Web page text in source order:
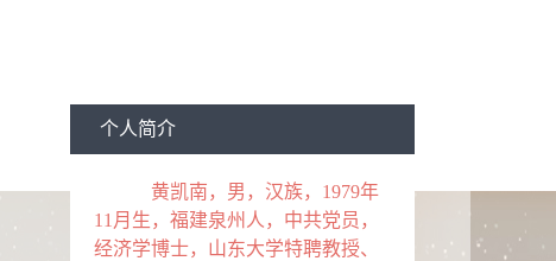
2020当选：国务院学科评议组成员2015当选：政府特
个人简介
黄凯南，男，汉族，1979年
11月生，福建泉州人，中共党员，
经济学博士，山东大学特聘教授、